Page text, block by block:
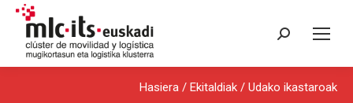
Search:
Hasiera / Ekitaldiak / Udako ikastaroak